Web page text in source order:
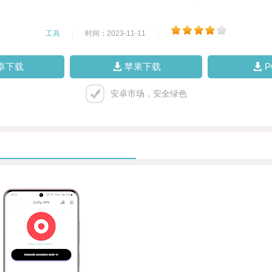
工具 时间：2023-11-11
下载 苹果下载
安卓市场，安全绿色